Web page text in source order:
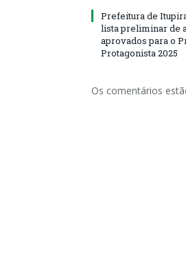
Prefeitura de
lista preliminar de
aprovados para o
Protagonista 2025
Os comentários